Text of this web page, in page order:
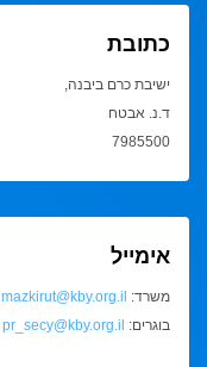
כתובת
ישיבת כרם ביבנה,
ד.נ. אבטח
7985500
אימייל
משרד: mazkirut@kby.org.il
בוגרים: pr_secy@kby.org.il